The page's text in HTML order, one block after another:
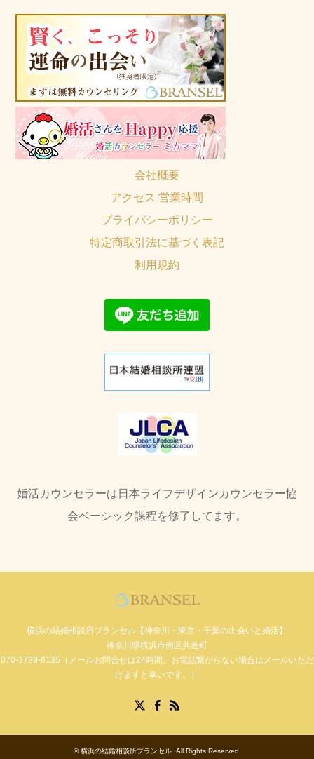
会社概要
アクセス 営業時間
プライバシーポリシー
特定商取引法に基づく表記
利用規約
婚活カウンセラーは日本ライフデザインカウンセラー協
会ベーシック課程を修了してます。
横浜の結婚相談所ブランセル【神奈川・東京・千葉の出会いと婚活】
神奈川県横浜市南区共進町
070-3789-8135（メールお問合せは24時間。お電話繋がらない場合はメールいただ
けますと幸いです。）
©横浜の結婚相談所ブランセル. All Rights Reserved.